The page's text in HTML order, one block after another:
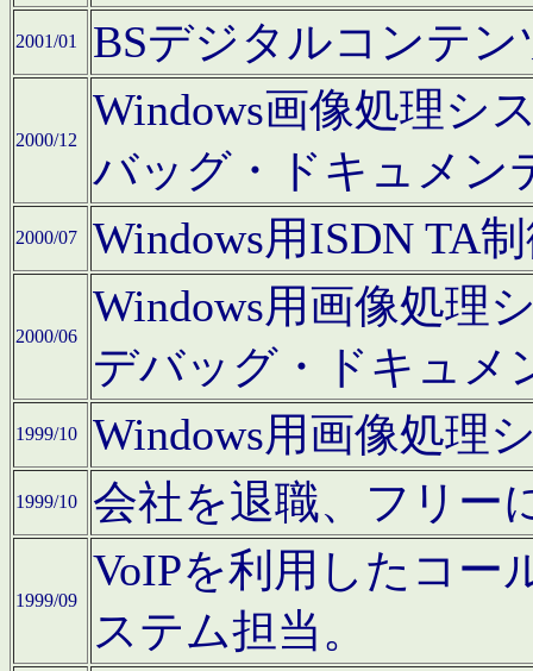
2001/01 BSデジタルコンテ
2000/12
Windows画像処理シ
バッグ・ドキュメン
2000/07 Windows用ISDN TA
2000/06
Windows用画像処理
デバッグ・ドキュメ
1999/10 Windows用画像処理
1999/10 会社を退職、フリー
1999/09
VoIPを利用したコー
ステム担当。